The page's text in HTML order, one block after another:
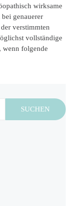
wirksame
genauerer
verstimmten
vollständige
wenn folgende